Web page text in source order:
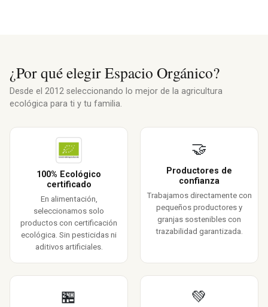
¿Por qué elegir Espacio Orgánico?
Desde el 2012 seleccionando lo mejor de la agricultura
ecológica para ti y tu familia.
100% Ecológico
certificado
En alimentación,
seleccionamos solo
productos con certificación
ecológica. Sin pesticidas ni
aditivos artificiales.
🤝
Productores de
confianza
Trabajamos directamente con
pequeños productores y
granjas sostenibles con
trazabilidad garantizada.
🏪 💚